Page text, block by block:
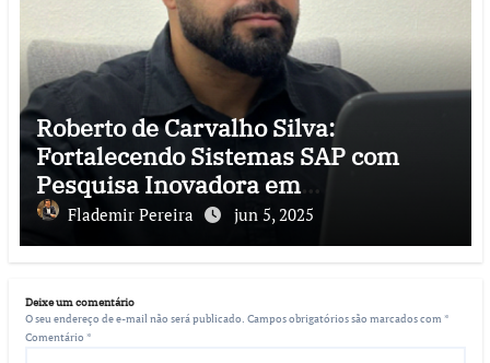
Roberto de Carvalho Silva:
Fortalecendo Sistemas SAP com
Pesquisa Inovadora em
Cibersegurança
Flademir Pereira jun 5, 2025
Deixe um comentário
O seu endereço de e-mail não será publicado. Campos obrigatórios são marcados com *
Comentário *